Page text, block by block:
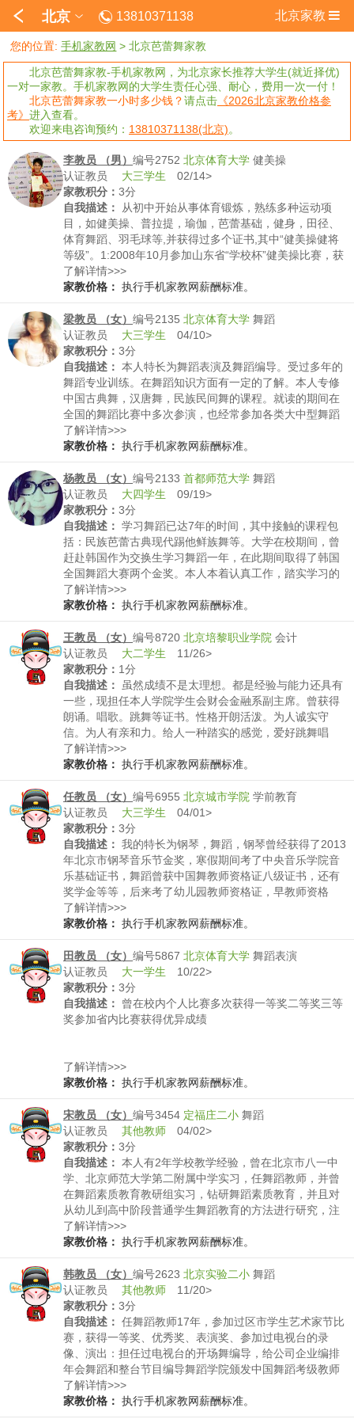
北京 13810371138 北京家教
您的位置:手机家教网 >北京芭蕾舞家教
北京芭蕾舞家教-手机家教网，为北京家长推荐大学生(就近择优)
一对一家教。手机家教网的大学生责任心强、耐心，费用一次一付！
北京芭蕾舞家教一小时多少钱？请点击 《2026北京家教价格参
考》 进入查看。
欢迎来电咨询预约： 13810371138(北京)。
李教员 （男） 编号2752 北京体育大学 健美操
认证教员 大三学生 02/14>
家教积分： 3分
自我描述：
从初中开始从事体育锻炼，熟练多种运动项
目，如健美操、普拉提，瑜伽，芭蕾基础，健身，田径、
体育舞蹈、羽毛球等,并获得过多个证书,其中“健美操健将
等级”。1:2008年10月参加山东省“学校杯”健美操比赛，获
得三人操第三名，团体赛第六名，并荣获体育道德风尚奖
先进个人称号。2:2006—2009学年度多次荣获学习优秀单
4:2011年5月参加“新奥杯”全国健美操联赛，获得成年竞技
组新人组男子六人操第一名。5:2011年6月参加全国健美
操锦标赛获得成年竞技组新人组男子六人操第一名。
了解详情>>>
家教价格： 执行手机家教网薪酬标准。
梁教员 （女） 编号2135 北京体育大学 舞蹈
认证教员 大三学生 04/10>
家教积分： 3分
自我描述： 本人特长为舞蹈表演及舞蹈编导。受过多年的
舞蹈专业训练。在舞蹈知识方面有一定的了解。本人专修
中国古典舞，汉唐舞，民族民间舞的课程。就读的期间在
全国的舞蹈比赛中多次参演，也经常参加各类大中型舞蹈
演出（如社区演出，电视演出，舞蹈展演，教育职业展
演，国家机关演出等）。我比较善于交流，吸取各经验去
了解详情>>>
家教价格： 执行手机家教网薪酬标准。
杨教员 （女） 编号2133 首都师范大学 舞蹈
认证教员 大四学生 09/19>
家教积分： 3分
自我描述： 学习舞蹈已达7年的时间，其中接触的课程包
括：民族芭蕾古典现代踢他鲜族舞等。大学在校期间，曾
赶赴韩国作为交换生学习舞蹈一年，在此期间取得了韩国
全国舞蹈大赛两个金奖。本人本着认真工作，踏实学习的
心态真诚期待您的诚聘。
了解详情>>>
家教价格： 执行手机家教网薪酬标准。
王教员 （女） 编号8720 北京培黎职业学院 会计
认证教员 大二学生 11/26>
家教积分： 1分
自我描述：
虽然成绩不是太理想。都是经验与能力还具有
一些，现担任本人学院学生会财会金融系副主席。曾获得
朗诵。唱歌。跳舞等证书。性格开朗活泼。为人诚实守
信。为人有亲和力。给人一种踏实的感觉，爱好跳舞唱
歌。在这些方面。都拿到一定奖项
了解详情>>>
家教价格： 执行手机家教网薪酬标准。
任教员 （女） 编号6955 北京城市学院 学前教育
认证教员 大三学生 04/01>
家教积分： 3分
自我描述： 我的特长为钢琴，舞蹈，钢琴曾经获得了2013
年北京市钢琴音乐节金奖，寒假期间考了中央音乐学院音
乐基础证书，舞蹈曾获中国舞教师资格证八级证书，还有
奖学金等等，后来考了幼儿园教师资格证，早教师资格
证，兴趣就有很多了，手工，看书等等
了解详情>>>
家教价格： 执行手机家教网薪酬标准。
田教员 （女） 编号5867 北京体育大学 舞蹈表演
认证教员 大一学生 10/22>
家教积分： 3分
自我描述：
曾在校内个人比赛多次获得一等奖二等奖三等
奖参加省内比赛获得优异成绩
了解详情>>>
家教价格： 执行手机家教网薪酬标准。
宋教员 （女） 编号3454 定福庄二小 舞蹈
认证教员 其他教师 04/02>
家教积分： 3分
自我描述： 本人有2年学校教学经验，曾在北京市八一中
学、北京师范大学第二附属中学实习，任舞蹈教师，并曾
在舞蹈素质教育教研组实习，钻研舞蹈素质教育，并且对
从幼儿到高中阶段普通学生舞蹈教育的方法进行研究，注
重开发思维、培养兴趣；此外，本人舞蹈专业毕业，专业
技术全面，曾获得北京市舞蹈比赛集体表演一等奖，所以
年，沈阳音乐学院附属舞蹈学校芭蕾舞系借读，经芭蕾专
科学习一年，专业技术熟练精湛）中国民族民间舞，中国
古典舞身韵课，敦煌舞，现代舞
了解详情>>>
家教价格： 执行手机家教网薪酬标准。
韩教员 （女） 编号2623 北京实验二小 舞蹈
认证教员 其他教师 11/20>
家教积分： 3分
自我描述： 任舞蹈教师17年，参加过区市学生艺术家节比
赛，获得一等奖、优秀奖、表演奖、参加过电视台的录
像、演出：担任过电视台的开场舞编导，给公司企业编排
年会舞蹈和整台节目编导舞蹈学院颁发中国舞蹈考级教师
舞蹈编导证书2008年2月瑜伽教练证书2009年电视台光辉
历程晚会的舞蹈编排2010年某公司年会现代舞指导
了解详情>>>
家教价格： 执行手机家教网薪酬标准。